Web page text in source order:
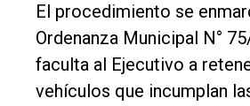
El procedimiento se
Ordenanza Municipal N°
faculta al Ejecutivo a
vehículos que incumplan